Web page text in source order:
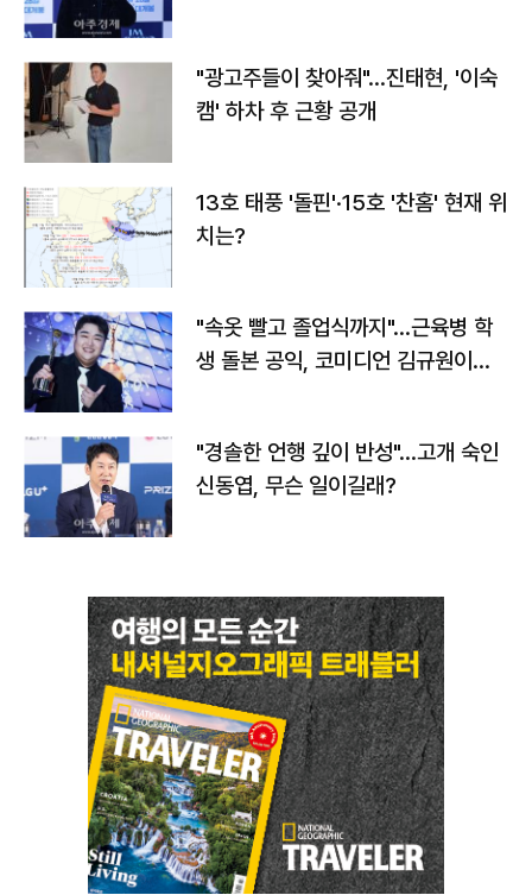
"광고주들이 찾아줘"…진태현, '이숙
캠' 하차 후 근황 공개
13호 태풍 '돌핀'·15호 '찬홈' 현재 위
치는?
"속옷 빨고 졸업식까지"…근육병 학
생 돌본 공익, 코미디언 김규원이었
"경솔한 언행 깊이 반성"…고개 숙인
신동엽, 무슨 일이길래?